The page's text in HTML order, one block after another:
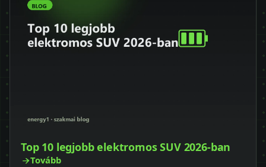
Top 10 legjobb elektromos SUV 2026-ban
Tovább